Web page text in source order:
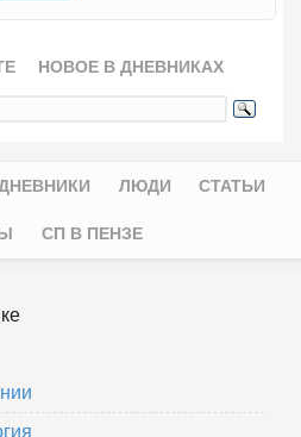
НОВОЕ В ДНЕВНИКАХ
ЛЮДИ СТАТЬИ
СП В ПЕНЗЕ